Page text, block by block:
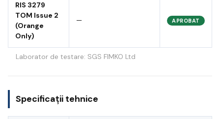
RIS 3279
TOM Issue 2
(Orange
Only)
— APROBAT
Laborator de testare: SGS FIMKO Ltd
Specificații tehnice